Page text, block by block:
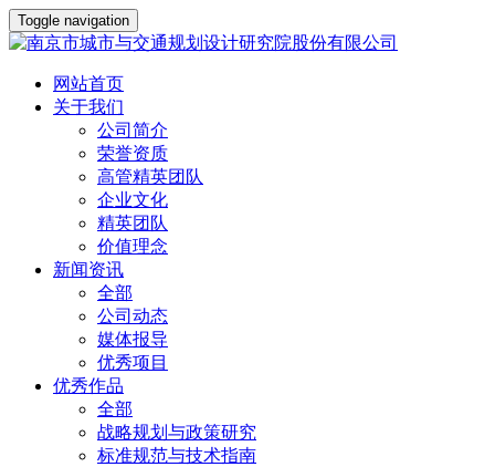
Toggle navigation
网站首页
关于我们
公司简介
荣誉资质
高管精英团队
企业文化
精英团队
价值理念
新闻资讯
全部
公司动态
媒体报导
优秀项目
优秀作品
全部
战略规划与政策研究
标准规范与技术指南